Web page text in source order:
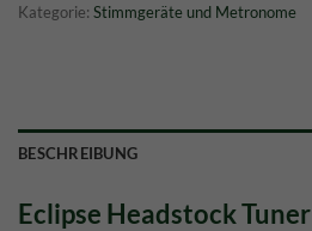
Kategorie: Stimmgeräte und Metronome
BESCHREIBUNG
Eclipse Headstock Tuner